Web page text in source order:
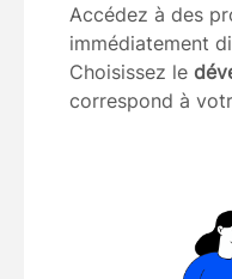
Accédez à des
immédiatement
Choisissez le
correspond à